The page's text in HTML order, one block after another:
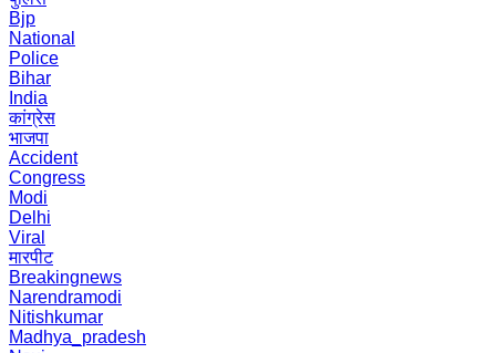
Bjp
National
Police
Bihar
India
कांग्रेस
भाजपा
Accident
Congress
Modi
Delhi
Viral
मारपीट
Breakingnews
Narendramodi
Nitishkumar
Madhya_pradesh